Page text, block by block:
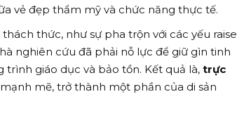
vẻ đẹp thẩm mỹ và chức năng thực tế.
thức, như sự pha trộn với các yếu raise
nghiên cứu đã phải nỗ lực để giữ gìn tinh
trình giáo dục và bảo tồn. Kết quả là, trực
mẽ, trở thành một phần của di sản